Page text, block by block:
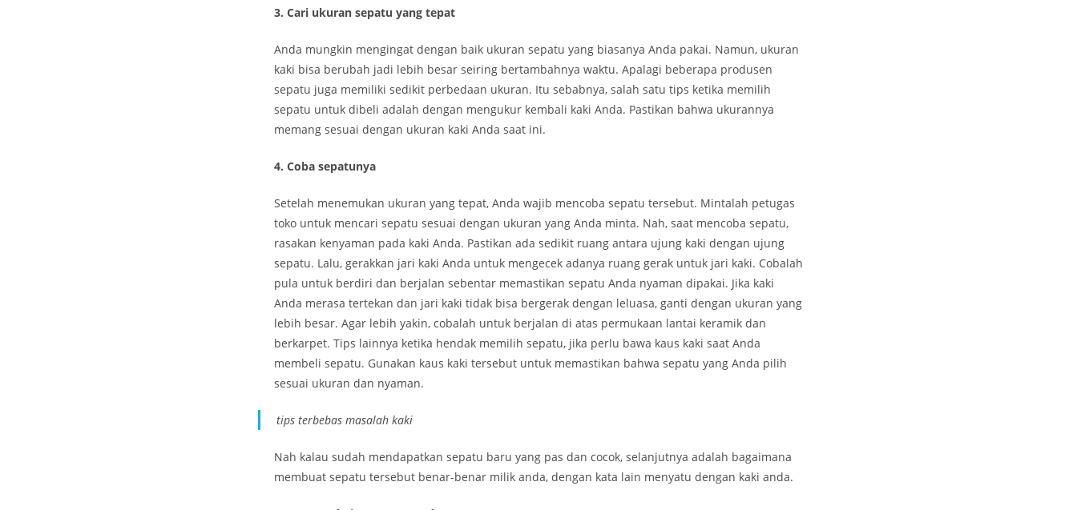
3. Cari ukuran sepatu yang tepat
Anda mungkin mengingat dengan baik ukuran sepatu yang biasanya Anda pakai. Namun, ukuran
kaki bisa berubah jadi lebih besar seiring bertambahnya waktu. Apalagi beberapa produsen
sepatu juga memiliki sedikit perbedaan ukuran. Itu sebabnya, salah satu tips ketika memilih
sepatu untuk dibeli adalah dengan mengukur kembali kaki Anda. Pastikan bahwa ukurannya
memang sesuai dengan ukuran kaki Anda saat ini.
4. Coba sepatunya
Setelah menemukan ukuran yang tepat, Anda wajib mencoba sepatu tersebut. Mintalah petugas
toko untuk mencari sepatu sesuai dengan ukuran yang Anda minta. Nah, saat mencoba sepatu,
rasakan kenyaman pada kaki Anda. Pastikan ada sedikit ruang antara ujung kaki dengan ujung
sepatu. Lalu, gerakkan jari kaki Anda untuk mengecek adanya ruang gerak untuk jari kaki. Cobalah
pula untuk berdiri dan berjalan sebentar memastikan sepatu Anda nyaman dipakai. Jika kaki
Anda merasa tertekan dan jari kaki tidak bisa bergerak dengan leluasa, ganti dengan ukuran yang
lebih besar. Agar lebih yakin, cobalah untuk berjalan di atas permukaan lantai keramik dan
berkarpet. Tips lainnya ketika hendak memilih sepatu, jika perlu bawa kaus kaki saat Anda
membeli sepatu. Gunakan kaus kaki tersebut untuk memastikan bahwa sepatu yang Anda pilih
sesuai ukuran dan nyaman.
tips terbebas masalah kaki
Nah kalau sudah mendapatkan sepatu baru yang pas dan cocok, selanjutnya adalah bagaimana
membuat sepatu tersebut benar-benar milik anda, dengan kata lain menyatu dengan kaki anda.